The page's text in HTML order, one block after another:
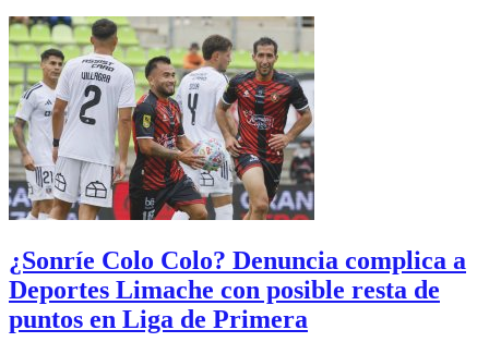
¿Sonríe Colo Colo? Denuncia complica a
Deportes Limache con posible resta de
puntos en Liga de Primera